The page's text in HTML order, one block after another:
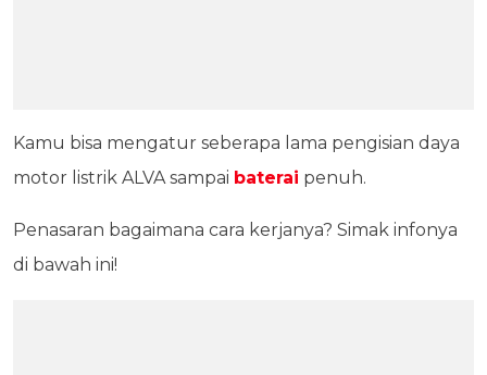
Kamu bisa mengatur seberapa lama pengisian daya
motor listrik ALVA sampai baterai penuh.
Penasaran bagaimana cara kerjanya? Simak infonya
di bawah ini!